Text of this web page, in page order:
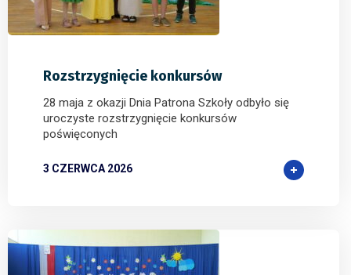
0 0
Rozstrzygnięcie konkursów
28 maja z okazji Dnia Patrona Szkoły odbyło się
uroczyste rozstrzygnięcie konkursów
poświęconych
3 CZERWCA 2026